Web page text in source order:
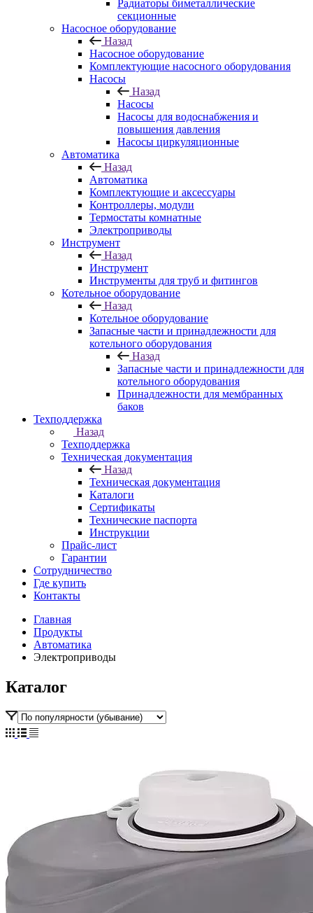
Радиаторы биметаллические
секционные
Насосное оборудование
Назад
Насосное оборудование
Комплектующие насосного оборудования
Насосы
Назад
Насосы
Насосы для водоснабжения и
повышения давления
Насосы циркуляционные
Автоматика
Назад
Автоматика
Комплектующие и аксессуары
Контроллеры, модули
Термостаты комнатные
Электроприводы
Инструмент
Назад
Инструмент
Инструменты для труб и фитингов
Котельное оборудование
Назад
Котельное оборудование
Запасные части и принадлежности для
котельного оборудования
Назад
Запасные части и принадлежности для
котельного оборудования
Принадлежности для мембранных
баков
Техподдержка
Назад
Техподдержка
Техническая документация
Назад
Техническая документация
Каталоги
Сертификаты
Технические паспорта
Инструкции
Прайс-лист
Гарантии
Сотрудничество
Где купить
Контакты
Главная
Продукты
Автоматика
Электроприводы
Каталог